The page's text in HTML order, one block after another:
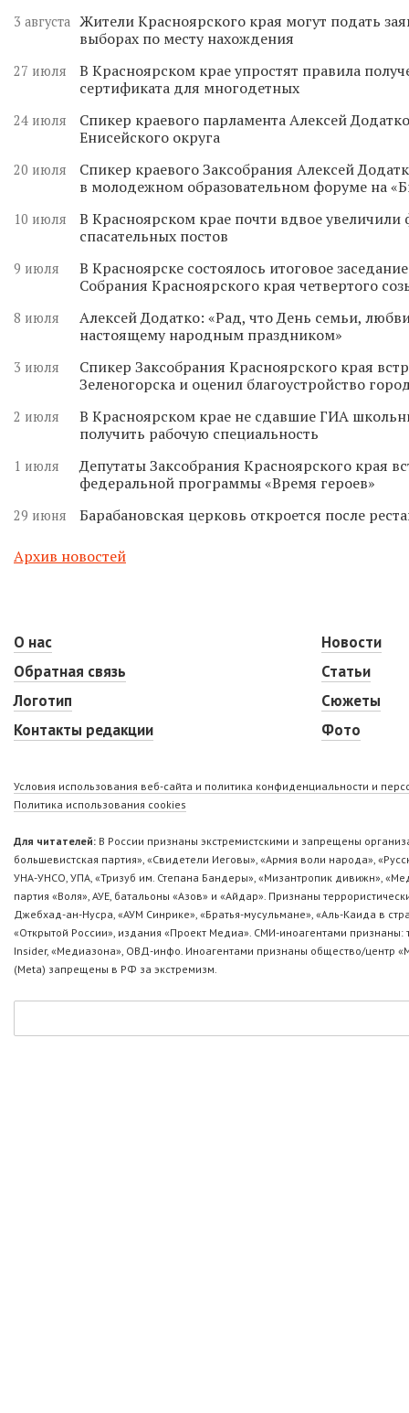
3 августа Жители Красноярского края могут подать
выборах по месту нахождения
27 июля
В Красноярском крае упростят правила
сертификата для многодетных
24 июля
Спикер краевого парламента Алексей
Енисейского округа
20 июля
Спикер краевого Заксобрания Алексей
в молодежном образовательном форуме на
10 июля
В Красноярском крае почти вдвое
спасательных постов
9 июля
В Красноярске состоялось итоговое
Собрания Красноярского края четвертого
8 июля
Алексей Додатко: «Рад, что День семьи,
настоящему народным праздником»
3 июля
Спикер Заксобрания Красноярского края
Зеленогорска и оценил благоустройство
2 июля
В Красноярском крае не сдавшие ГИА
получить рабочую специальность
1 июля
Депутаты Заксобрания Красноярского края
федеральной программы «Время героев»
29 июня Барабановская церковь откроется после
Архив новостей
О нас
Обратная связь
Логотип
Контакты редакции
Новости
Статьи
Сюжеты
Фото
Условия использования веб-сайта и политика конфиденциальности и
Политика использования cookies
Для читателей: В России признаны экстремистскими и запрещены
большевистская партия», «Свидетели Иеговы», «Армия воли народа»,
УНА-УНСО, УПА, «Тризуб им. Степана Бандеры», «Мизантропик дивижн»,
партия «Воля», АУЕ, батальоны «Азов» и «Айдар». Признаны
Джебхад-ан-Нусра, «АУМ Синрике», «Братья-мусульмане», «Аль-Каида в
«Открытой России», издания «Проект Медиа». СМИ-иноагентами
Insider, «Медиазона», ОВД-инфо. Иноагентами признаны общество/центр
(Metа) запрещены в РФ за экстремизм.